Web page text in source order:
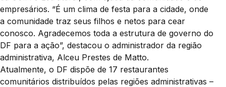
empresários. “É um clima de festa para a cidade, onde
a comunidade traz seus filhos e netos para cear
conosco. Agradecemos toda a estrutura de governo do
DF para a ação”, destacou o administrador da região
administrativa, Alceu Prestes de Matto.
Atualmente, o DF dispõe de 17 restaurantes
comunitários distribuídos pelas regiões administrativas –